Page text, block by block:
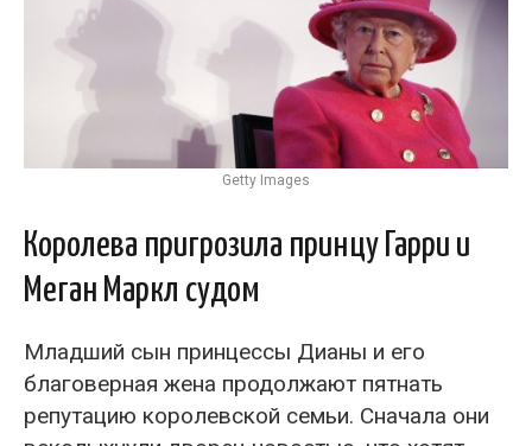
Getty Images
Королева пригрозила принцу Гарри и
Меган Маркл судом
Младший сын принцессы Дианы и его
благоверная жена продолжают пятнать
репутацию королевской семьи. Сначала они